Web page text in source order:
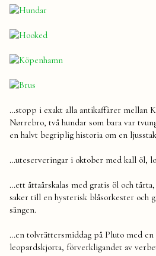
…stopp i exakt alla antikaffärer mellan
Nørrebro, två hundar som bara var
en halvt begriplig historia om en
…uteserveringar i oktober med kall öl,
…ett åttaårskalas med gratis öl och
saker till en hysterisk blåsorkester och
sängen.
…en tolvrättersmiddag på Pluto med
leopardskjorta, förverkligandet av